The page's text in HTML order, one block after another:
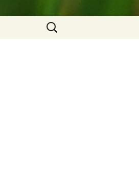
Zoeken
naar: